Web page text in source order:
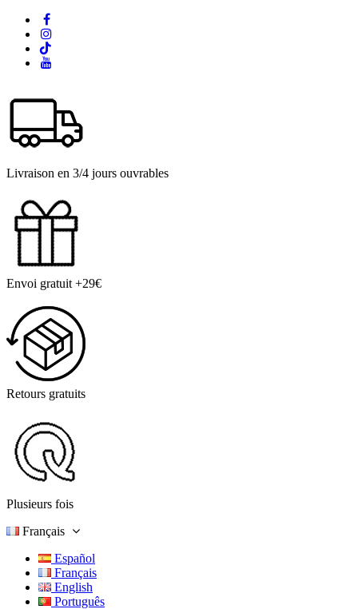
Livraison en 3/4 jours ouvrables
Envoi gratuit +29€
Retours gratuits
Plusieurs fois
Français
Español
Français
English
Português